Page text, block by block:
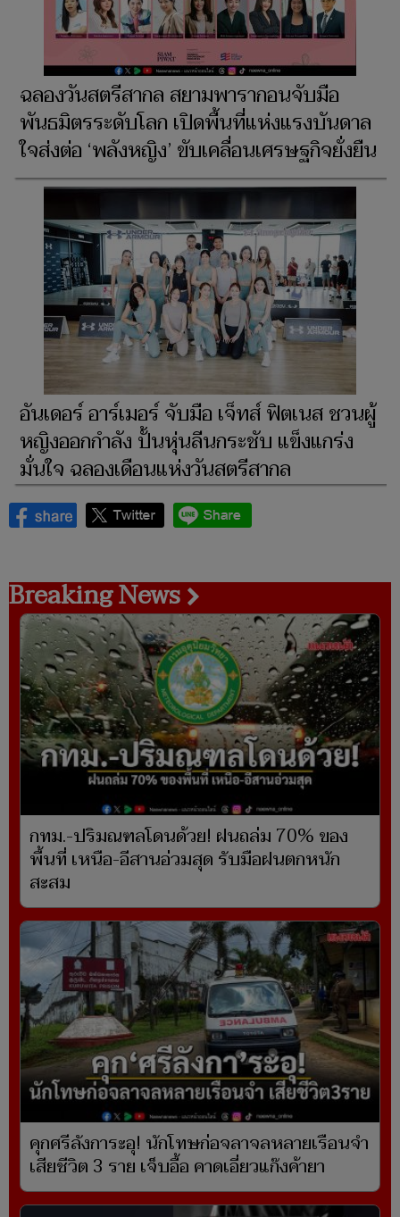
ฉลองวันสตรีสากล สยามพารากอนจับมือ
พันธมิตรระดับโลก เปิดพื้นที่แห่งแรงบันดาล
ใจส่งต่อ ‘พลังหญิง’ ขับเคลื่อนเศรษฐกิจยั่งยืน
อันเดอร์ อาร์เมอร์ จับมือ เจ็ทส์ ฟิตเนส ชวนผู้
หญิงออกกำลัง ปั้นหุ่นลีนกระชับ แข็งแกร่ง
มั่นใจ ฉลองเดือนแห่งวันสตรีสากล
Breaking News
กทม.-ปริมณฑลโดนด้วย! ฝนถล่ม 70% ของ
พื้นที่ เหนือ-อีสานอ่วมสุด รับมือฝนตกหนัก
สะสม
คุกศรีลังการะอุ! นักโทษก่อจลาจลหลายเรือนจำ
เสียชีวิต 3 ราย เจ็บอื้อ คาดเอี่ยวแก๊งค้ายา